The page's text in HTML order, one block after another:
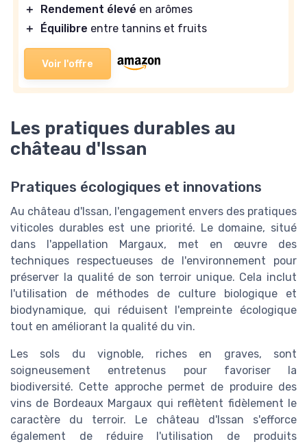
＋ Rendement élevé en arômes
＋
Équilibre entre tannins et fruits
Voir l'offre
Les pratiques durables au
château d'Issan
Pratiques écologiques et innovations
Au château d'Issan, l'engagement envers des pratiques
viticoles durables est une priorité. Le domaine, situé
dans l'appellation Margaux, met en œuvre des
techniques respectueuses de l'environnement pour
préserver la qualité de son terroir unique. Cela inclut
l'utilisation de méthodes de culture biologique et
biodynamique, qui réduisent l'empreinte écologique
tout en améliorant la qualité du vin.
Les sols du vignoble, riches en graves, sont
soigneusement entretenus pour favoriser la
biodiversité. Cette approche permet de produire des
vins de Bordeaux Margaux qui reflètent fidèlement le
caractère du terroir. Le château d'Issan s'efforce
également de réduire l'utilisation de produits